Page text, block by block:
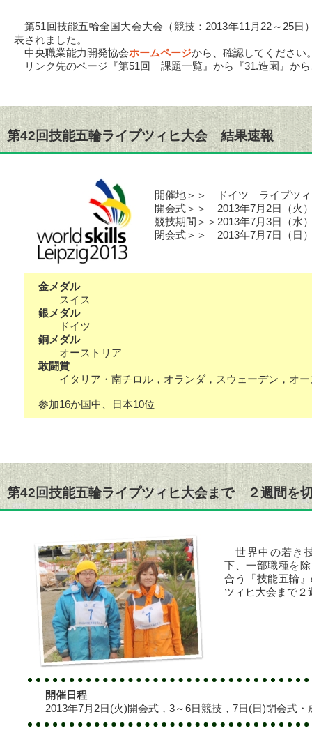
第51回技能五輪全国大会大会（競技：2013年11月22～25日
表されました。
中央職業能力開発協会ホームページから、確認してください
リンク先のページ『第51回 課題一覧』から『31.造園』から
第42回技能五輪ライプツィヒ大会 結果速報
開催地＞＞ ドイツ ライプツ
開会式＞＞ 2013年7月2日（火
競技期間＞＞2013年7月3日（水
閉会式＞＞ 2013年7月7日（日
金メダル
スイス
銀メダル
ドイツ
銅メダル
オーストリア
敢闘賞
イタリア・南チロル，オランダ，スウェーデン，オー
参加16か国中、日本10位
第42回技能五輪ライプツィヒ大会まで ２週間を
世界中の若き
下、一部職種を
合う『技能五輪
ツィヒ大会まで２
開催日程
2013年7月2日(火)開会式，3～6日競技，7日(日)閉会式・